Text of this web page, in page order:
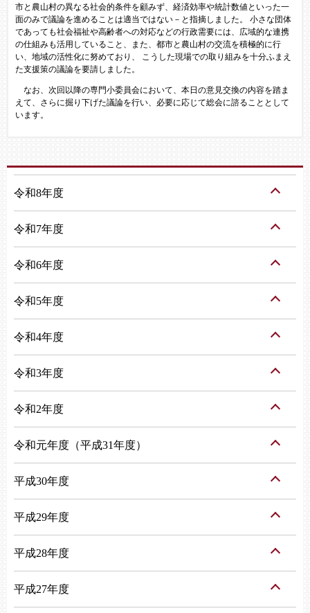
市と農山村の異なる社会的条件を顧みず、経済効率や統計数値といった一
面のみで議論を進めることは適当ではない－と指摘しました。 小さな団体
であっても社会福祉や高齢者への対応などの行政需要には、広域的な連携
の仕組みも活用していること、また、都市と農山村の交流を積極的に行
い、地域の活性化に努めており、 こうした現場での取り組みを十分ふまえ
た支援策の議論を要請しました。
なお、次回以降の専門小委員会において、本日の意見交換の内容を踏ま
えて、さらに掘り下げた議論を行い、必要に応じて総会に諮ることとして
います。
令和8年度
令和7年度
令和6年度
令和5年度
令和4年度
令和3年度
令和2年度
令和元年度（平成31年度）
平成30年度
平成29年度
平成28年度
平成27年度